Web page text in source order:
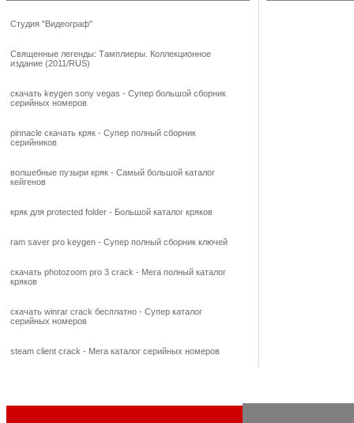
Студия "Видеограф"
Священные легенды: Тамплиеры. Коллекционное
издание (2011/RUS)
скачать keygen sony vegas - Супер большой сборник
серийных номеров
pinnacle скачать кряк - Супер полный сборник
серийников
волшебные пузыри кряк - Самый большой каталог
кейгенов
кряк для protected folder - Большой каталог кряков
ram saver pro keygen - Супер полный сборник ключей
скачать photozoom pro 3 crack - Мега полный каталог
кряков
скачать winrar crack бесплатно - Супер каталог
серийных номеров
steam client crack - Мега каталог серийных номеров